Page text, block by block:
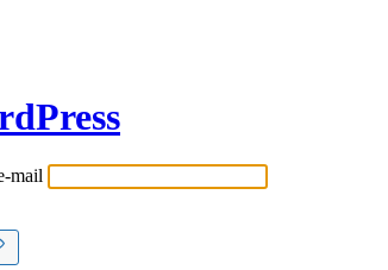
mail